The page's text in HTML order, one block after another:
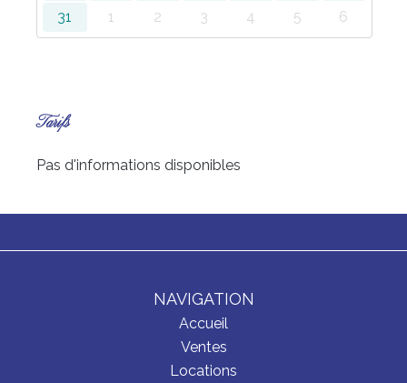
31
1 2 3 4 5 6
Tarifs
Pas d'informations disponibles
NAVIGATION
Accueil
Ventes
Locations